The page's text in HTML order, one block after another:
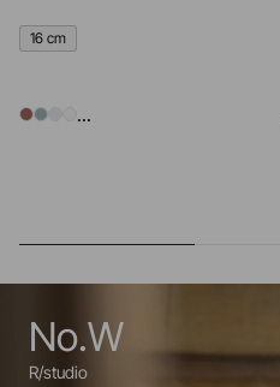
16 cm
...
No.W
R/studio